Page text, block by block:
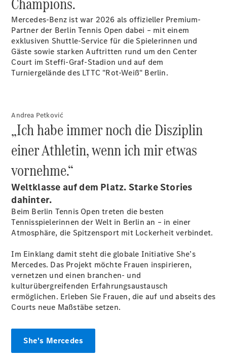
C-Klasse T-
Modell
C-Klasse T-
Modell All-
Terrain
E-Klasse T-
Modell
E-Klasse T-
Konfigurator
Probefahrt
Mercedes-
Benz Store
Kompaktwagen
Kompaktlimousinen
A-Klasse
Kompaktlimousine
B-Klasse
Konfigurator
Benz Store
Coupés
Mercedes-Benz ist war 2026 als offizieller Premium-
Partner der Berlin Tennis Open dabei – mit einem
exklusiven Shuttle-Service für die Spielerinnen und
Gäste sowie starken Auftritten rund um den Center
Court im Steffi-Graf-Stadion und auf dem
Turniergelände des LTTC "Rot-Weiß" Berlin.
Andrea Petković
„Ich habe immer noch die Disziplin
einer Athletin, wenn ich mir etwas
vornehme.“
Weltklasse auf dem Platz. Starke Stories
dahinter.
Beim Berlin Tennis Open treten die besten
Tennisspielerinnen der Welt in Berlin an – in einer
Atmosphäre, die Spitzensport mit Lockerheit verbindet.
Im Einklang damit steht die globale Initiative She’s
Mercedes. Das Projekt möchte Frauen inspirieren,
vernetzen und einen branchen- und
kulturübergreifenden Erfahrungsaustausch
ermöglichen. Erleben Sie Frauen, die auf und abseits des
Courts neue Maßstäbe setzen.
She's Mercedes